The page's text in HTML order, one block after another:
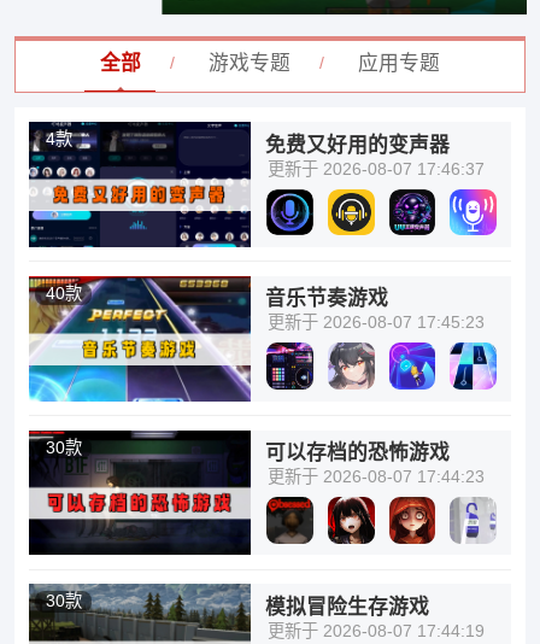
全部 游戏专题 应用专题
4款 免费又好用的变声器
更新于 2026-08-07 17:46:37
40款 音乐节奏游戏
更新于 2026-08-07 17:45:23
30款 可以存档的恐怖游戏
更新于 2026-08-07 17:44:23
30款 模拟冒险生存游戏
更新于 2026-08-07 17:44:19